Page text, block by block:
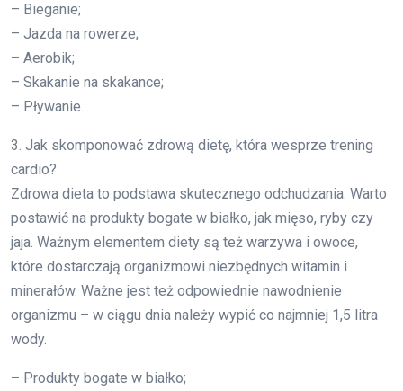
– Bieganie;
– Jazda na rowerze;
– Aerobik;
– Skakanie na skakance;
– Pływanie.
3. Jak skomponować zdrową dietę, która wesprze trening
cardio?
Zdrowa dieta to podstawa skutecznego odchudzania. Warto
postawić na produkty bogate w białko, jak mięso, ryby czy
jaja. Ważnym elementem diety są też warzywa i owoce,
które dostarczają organizmowi niezbędnych witamin i
minerałów. Ważne jest też odpowiednie nawodnienie
organizmu – w ciągu dnia należy wypić co najmniej 1,5 litra
wody.
– Produkty bogate w białko;